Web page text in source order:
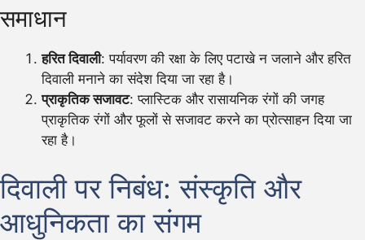
समाधान
हरित दिवाली: पर्यावरण की रक्षा के लिए पटाखे न जलाने और हरित
दिवाली मनाने का संदेश दिया जा रहा है।
प्राकृतिक सजावट: प्लास्टिक और रासायनिक रंगों की जगह
प्राकृतिक रंगों और फूलों से सजावट करने का प्रोत्साहन दिया जा
रहा है।
दिवाली पर निबंध: संस्कृति और
आधुनिकता का संगम